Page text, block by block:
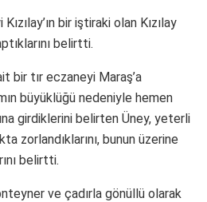
bir iştiraki olan Kızılay
belirtti.
bir tır eczaneyi Maraş’a
büyüklüğü nedeniyle hemen
girdiklerini belirten Üney, yeterli
zorlandıklarını, bunun üzerine
belirtti.
ve çadırla gönüllü olarak